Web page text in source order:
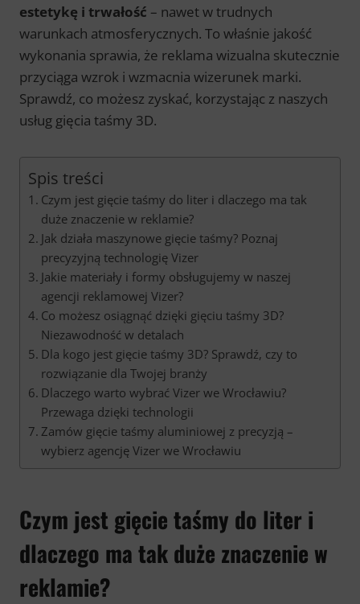
estetykę i trwałość – nawet w trudnych
warunkach atmosferycznych. To właśnie jakość
wykonania sprawia, że reklama wizualna skutecznie
przyciąga wzrok i wzmacnia wizerunek marki.
Sprawdź, co możesz zyskać, korzystając z naszych
usług gięcia taśmy 3D.
Spis treści
Czym jest gięcie taśmy do liter i dlaczego ma tak
duże znaczenie w reklamie?
Jak działa maszynowe gięcie taśmy? Poznaj
precyzyjną technologię Vizer
Jakie materiały i formy obsługujemy w naszej
agencji reklamowej Vizer?
Co możesz osiągnąć dzięki gięciu taśmy 3D?
Niezawodność w detalach
Dla kogo jest gięcie taśmy 3D? Sprawdź, czy to
rozwiązanie dla Twojej branży
Dlaczego warto wybrać Vizer we Wrocławiu?
Przewaga dzięki technologii
Zamów gięcie taśmy aluminiowej z precyzją –
wybierz agencję Vizer we Wrocławiu
Czym jest gięcie taśmy do liter i
dlaczego ma tak duże znaczenie w
reklamie?